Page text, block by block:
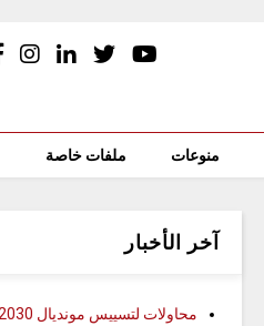
منوعات ملفات خاصة
آخر الأخبار